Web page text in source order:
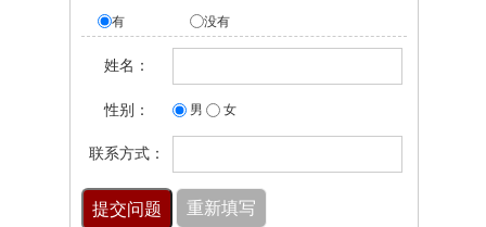
有
没有
姓名：
性别： 男 女
联系方式：